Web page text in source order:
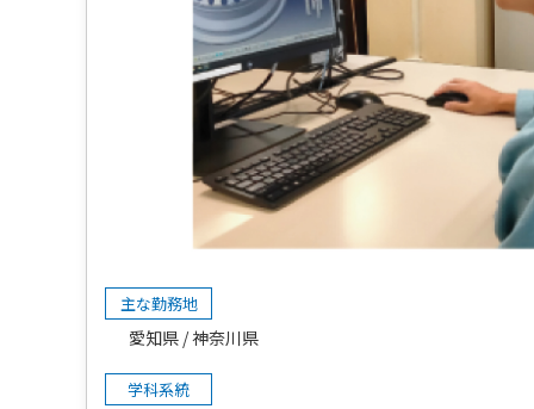
主な勤務地
愛知県 神奈川県
学科系統